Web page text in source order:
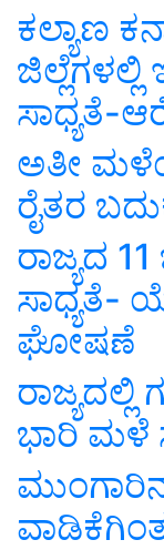
ಕಲ್ಯಾಣ
ಸಾಧ್ಯತೆ-
ಅತೀ
ರೈತರ
ರಾಜ್ಯದ
ಸಾಧ್ಯತೆ-
ಘೋಷಣೆ
ಭಾರಿ ಮಳೆ